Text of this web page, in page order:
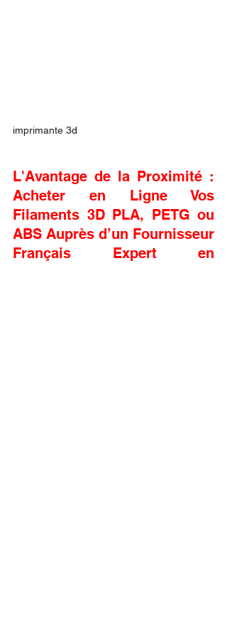
imprimante 3d
L'Avantage de la Proximité :
Acheter en Ligne Vos
Filaments 3D PLA, PETG ou
ABS Auprès d’un Fournisseur
Français Expert en